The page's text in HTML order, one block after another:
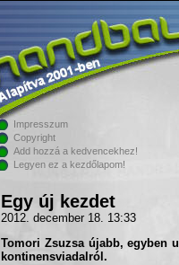
Impresszum
Copyright
Add hozzá a kedvencekhez!
Legyen ez a kezdőlapom!
Egy új kezdet
2012. december 18. 13:33
Tomori Zsuzsaújabb, egyben
kontinensviadalról.